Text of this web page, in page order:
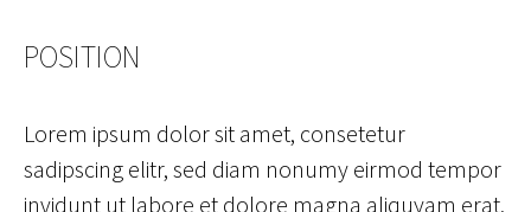
POSITION
Lorem ipsum dolor sit amet, consetetur
sadipscing elitr, sed diam nonumy eirmod tempor
invidunt ut labore et dolore magna aliquyam erat,